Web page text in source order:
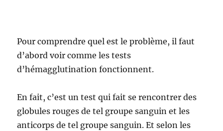
Pour comprendre quel est le problème, il faut
d’abord voir comme les tests
d’hémagglutination fonctionnent.
En fait, c’est un test qui fait se rencontrer des
globules rouges de tel groupe sanguin et les
anticorps de tel groupe sanguin. Et selon les